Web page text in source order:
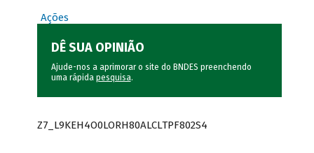
Ações
DÊ SUA OPINIÃO
Ajude-nos a aprimorar o site do BNDES preenchendo
uma rápida pesquisa.
Z7_L9KEH4O0LORH80ALCLTPF802S4